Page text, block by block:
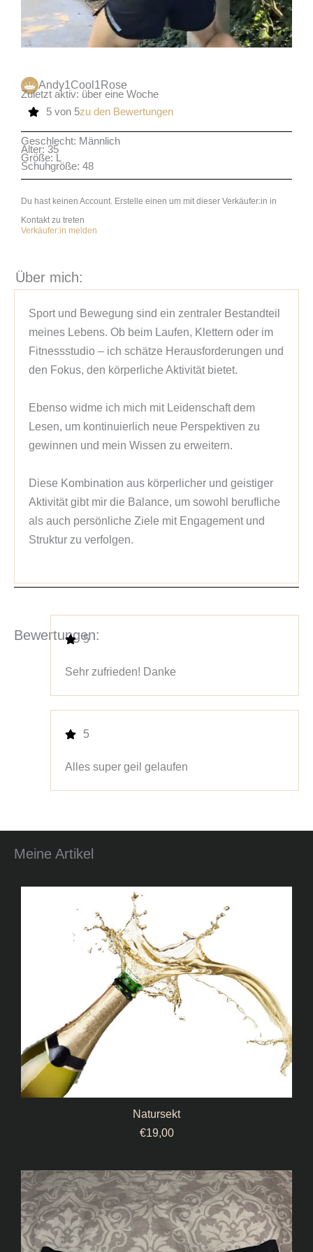
Andy1Cool1Rose
Zuletzt aktiv: über eine Woche
5 von 5zu den Bewertungen
Geschlecht: Männlich
Alter: 35
Größe: L
Schuhgröße: 48
Du hast keinen Account. Erstelle einen um mit dieser Verkäufer:in in
Kontakt zu treten
Verkäufer:in melden
Über mich:
Sport und Bewegung sind ein zentraler Bestandteil
meines Lebens. Ob beim Laufen, Klettern oder im
Fitnessstudio – ich schätze Herausforderungen und
den Fokus, den körperliche Aktivität bietet.
Ebenso widme ich mich mit Leidenschaft dem
Lesen, um kontinuierlich neue Perspektiven zu
gewinnen und mein Wissen zu erweitern.
Diese Kombination aus körperlicher und geistiger
Aktivität gibt mir die Balance, um sowohl berufliche
als auch persönliche Ziele mit Engagement und
Struktur zu verfolgen.
Bewertungen:
5
Sehr zufrieden! Danke
5
Alles super geil gelaufen
Meine Artikel
Natursekt
€19,00